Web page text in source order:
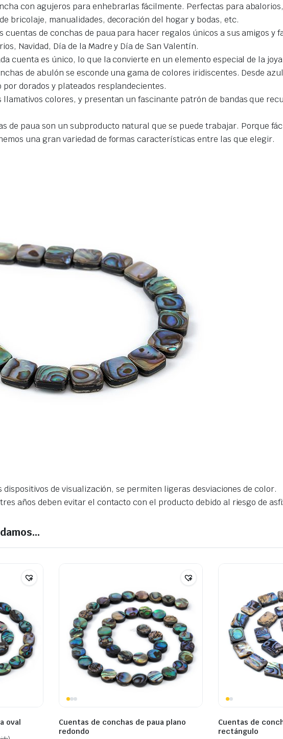
con agujeros para enhebrarlas fácilmente. Perfectas para
bricolaje, manualidades, decoración del hogar y bodas, etc.
cuentas de conchas de paua para hacer regalos únicos a sus amigos y
Navidad, Día de la Madre y Día de San Valentín.
cuenta es único, lo que la convierte en un elemento especial de la
de abulón se esconde una gama de colores iridiscentes. Desde
por dorados y plateados resplandecientes.
llamativos colores, y presentan un fascinante patrón de bandas que
de paua son un subproducto natural que se puede trabajar. Porque
una gran variedad de formas características entre las que elegir.
dispositivos de visualización, se permiten ligeras desviaciones de color.
años deben evitar el contacto con el producto debido al riesgo de
oval
Cuentas de conchas de paua plano
redondo
Cuentas de
rectángulo